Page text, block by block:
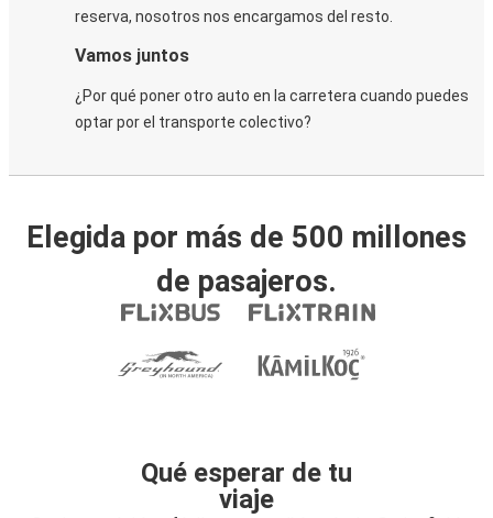
reserva, nosotros nos encargamos del resto.
Vamos juntos
¿Por qué poner otro auto en la carretera cuando puedes
optar por el transporte colectivo?
Elegida por más de 500 millones
de pasajeros.
Qué esperar de tu
viaje